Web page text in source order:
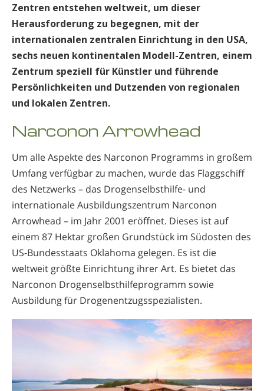
Zentren entstehen weltweit, um dieser
Herausforderung zu begegnen, mit der
internationalen zentralen Einrichtung in den USA,
sechs neuen kontinentalen Modell-Zentren, einem
Zentrum speziell für Künstler und führende
Persönlichkeiten und Dutzenden von regionalen
und lokalen Zentren.
Narconon Arrowhead
Um alle Aspekte des Narconon Programms in großem
Umfang verfügbar zu machen, wurde das Flaggschiff
des Netzwerks – das Drogenselbsthilfe- und
internationale Ausbildungszentrum Narconon
Arrowhead – im Jahr 2001 eröffnet. Dieses ist auf
einem 87 Hektar großen Grundstück im Südosten des
US-Bundesstaats Oklahoma gelegen. Es ist die
weltweit größte Einrichtung ihrer Art. Es bietet das
Narconon Drogenselbsthilfeprogramm sowie
Ausbildung für Drogenentzugsspezialisten.